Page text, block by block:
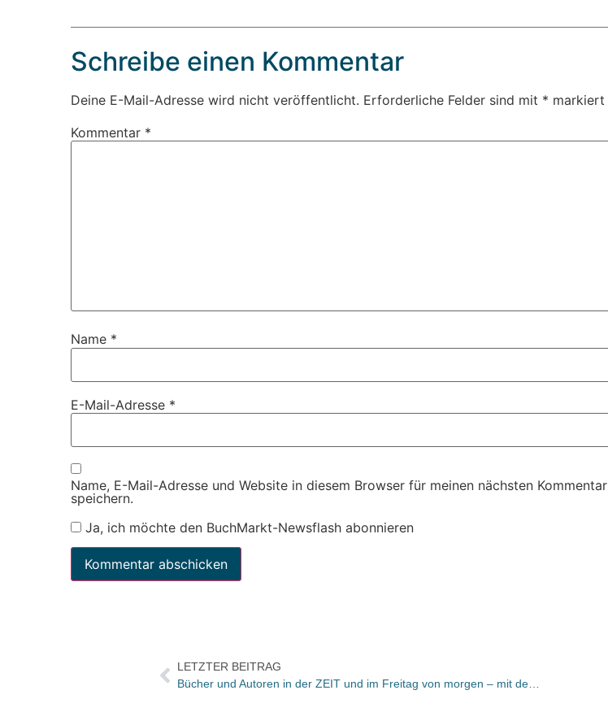
Schreibe einen Kommentar
Deine E-Mail-Adresse wird nicht veröffentlicht. Erforderliche Felder sind mit * markiert
Kommentar *
Name *
E-Mail-Adresse *
Name, E-Mail-Adresse und Website in diesem Browser für meinen nächsten Kommentar
speichern.
Ja, ich möchte den BuchMarkt-Newsflash abonnieren
LETZTER BEITRAG